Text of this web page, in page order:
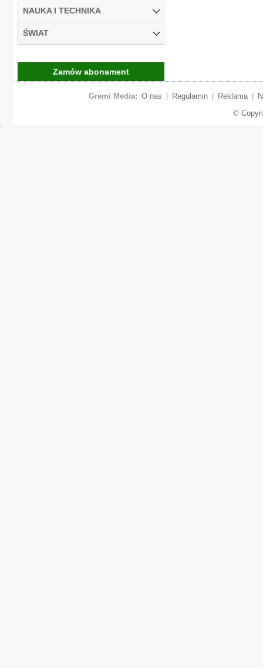
NAUKA I TECHNIKA
ŚWIAT
Zamów abonament
Gremi Media: O nas Regulamin Reklama
©